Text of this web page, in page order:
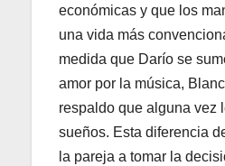
económicas y que los
una vida más
medida que Darío se
amor por la música,
respaldo que alguna vez
sueños. Esta diferencia
la pareja a tomar la